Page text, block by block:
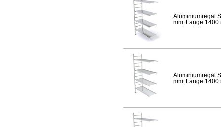
Aluminiumregal
mm, Länge 1400
Aluminiumregal
mm, Länge 1400